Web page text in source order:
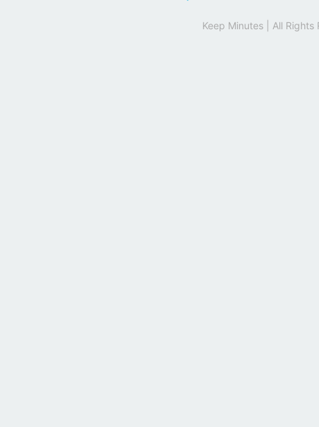
Keep Minutes | All